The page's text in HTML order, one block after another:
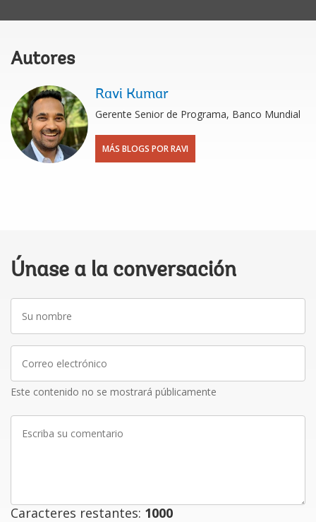
Autores
Ravi Kumar
Gerente Senior de Programa, Banco Mundial
MÁS BLOGS POR RAVI
Únase a la conversación
Su
nombre
Correo
electrónico
Este contenido no se mostrará públicamente
Escriba
Caracteres restantes: 1000